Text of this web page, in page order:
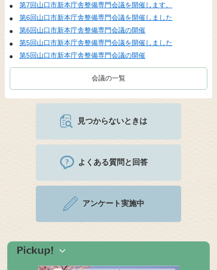
第7回山口市新本庁舎整備専門会議を開催します。
第6回山口市新本庁舎整備専門会議を開催しました
第6回山口市新本庁舎整備専門会議の開催
第5回山口市新本庁舎整備専門会議を開催しました
第5回山口市新本庁舎整備専門会議の開催
会議の一覧
見つからないときは
よくある質問と回答
アンケート実施中